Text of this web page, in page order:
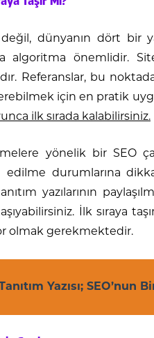
değil, dünyanın dört bir
algoritma önemlidir.
Referanslar, bu
için en pratik
ilk sırada kalabilirsiniz.
yönelik bir SEO
edilme durumlarına
yazılarının
İlk sıraya
olmak gerekmektedir.
Tanıtım Yazısı; SEO’nun